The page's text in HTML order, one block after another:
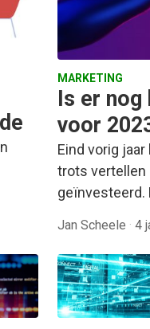
MARKETING
Is er
voor
Eind vorig
trots vertellen
geïnvesteerd.
Jan Scheele · 4